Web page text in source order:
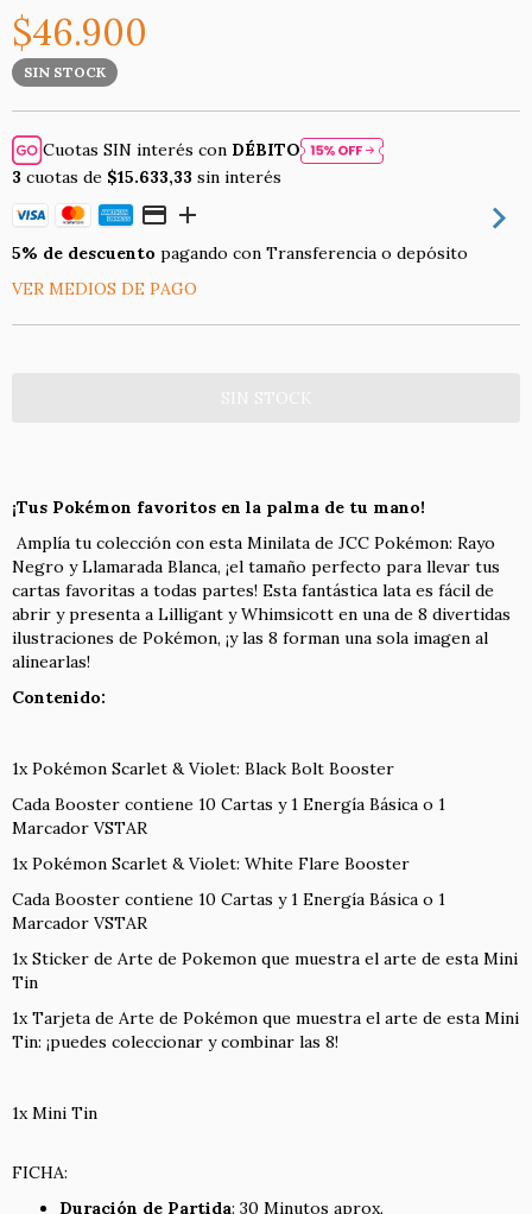
$46.900
SIN STOCK
Cuotas SIN interés con DÉBITO
3 cuotas de $15.633,33 sin interés
5% de descuento pagando con Transferencia o depósito
VER MEDIOS DE PAGO
¡Tus Pokémon favoritos en la palma de tu mano!
Amplía tu colección con esta Minilata de JCC Pokémon: Rayo
Negro y Llamarada Blanca, ¡el tamaño perfecto para llevar tus
cartas favoritas a todas partes! Esta fantástica lata es fácil de
abrir y presenta a Lilligant y Whimsicott en una de 8 divertidas
ilustraciones de Pokémon, ¡y las 8 forman una sola imagen al
alinearlas!
Contenido:
1x Pokémon Scarlet & Violet: Black Bolt Booster
Cada Booster contiene 10 Cartas y 1 Energía Básica o 1
Marcador VSTAR
1x Pokémon Scarlet & Violet: White Flare Booster
Cada Booster contiene 10 Cartas y 1 Energía Básica o 1
Marcador VSTAR
1x Sticker de Arte de Pokemon que muestra el arte de esta Mini
Tin
1x Tarjeta de Arte de Pokémon que muestra el arte de esta Mini
Tin: ¡puedes coleccionar y combinar las 8!
1x Mini Tin
FICHA:
Duración de Partida: 30 Minutos aprox.